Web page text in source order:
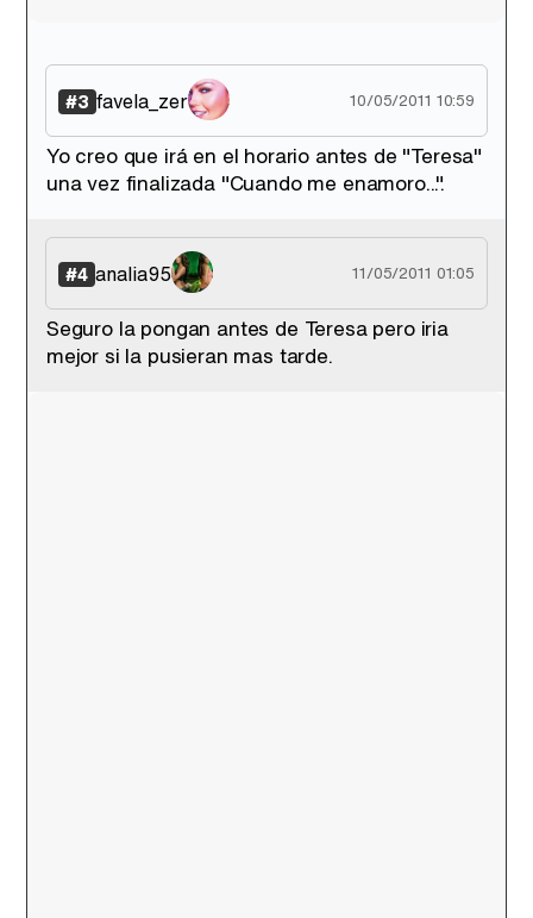
#3 favela_zer 10/05/2011 10:59
Yo creo que irá en el horario antes de "Teresa"
una vez finalizada "Cuando me enamoro...".
#4 analia95 11/05/2011 01:05
Seguro la pongan antes de Teresa pero iria
mejor si la pusieran mas tarde.